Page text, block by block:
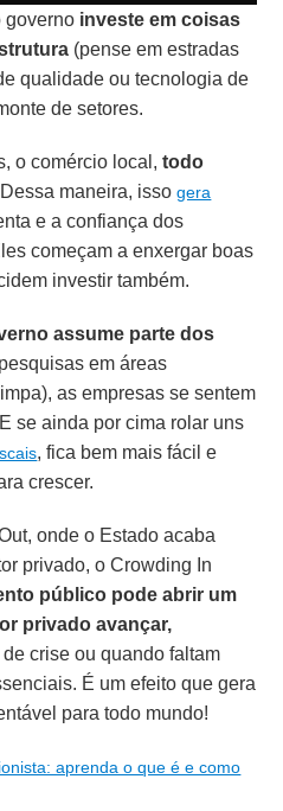
governo investe em coisas
(pense em estradas
qualidade ou tecnologia de
de setores.
o comércio local,todo
maneira, issogera
e a confiança dos
começam a enxergar boas
investir também.
assume parte dos
em áreas
as empresas se sentem
se ainda por cima rolar uns
, fica bem mais fácil e
crescer.
onde o Estado acaba
privado, o Crowding In
público pode abrir um
privado avançar,
crise ou quando faltam
É um efeito que gera
para todo mundo!
aprenda o que é e como